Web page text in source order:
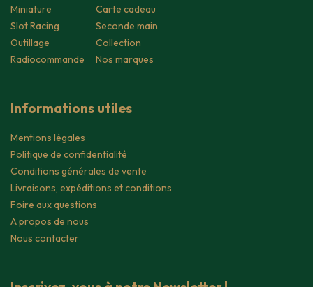
Miniature
Slot Racing
Outillage
Radiocommande
Carte cadeau
Seconde main
Collection
Nos marques
Informations utiles
Mentions légales
Politique de confidentialité
Conditions générales de vente
Livraisons, expéditions et conditions
Foire aux questions
A propos de nous
Nous contacter